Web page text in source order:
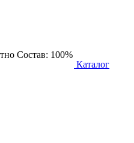
Состав: 100%
Каталог